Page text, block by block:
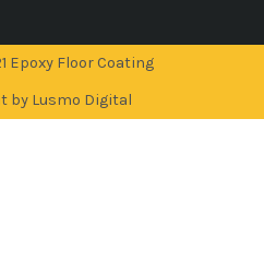
Epoxy Floor Coating
by Lusmo Digital